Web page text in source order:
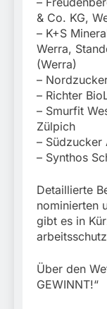
& Co. KG,
– K+S
Werra,
(Werra)
–
– Richter
– Smurfit
Zülpich
– Südzucker
– Synthos
Detaillierte
nominierten
gibt es in
Über den
GEWINNT!“